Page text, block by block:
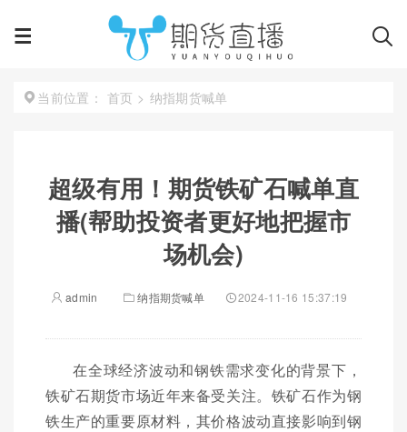
当前位置： 首页 > 纳指期货喊单
超级有用！期货铁矿石喊单直
播(帮助投资者更好地把握市
场机会)
admin 纳指期货喊单 2024-11-16 15:37:19
在全球经济波动和钢铁需求变化的背景下，
铁矿石期货市场近年来备受关注。铁矿石作为钢
铁生产的重要原材料，其价格波动直接影响到钢